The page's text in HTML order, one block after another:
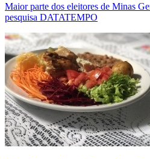
Maior parte dos eleitores de Minas
pesquisa DATATEMPO